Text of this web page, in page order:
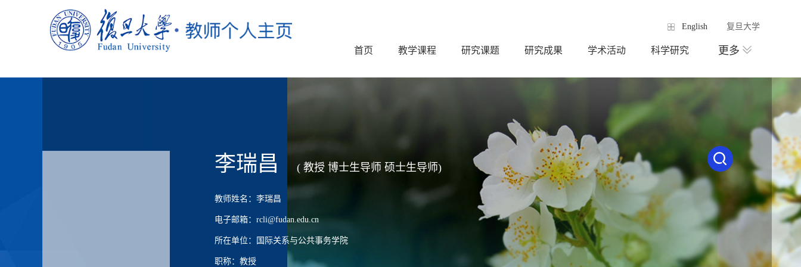
English 复旦大学
首页 教学课程 研究课题 研究成果 学术活动 科学研究 更多
李瑞昌 ( 教授 博士生导师 硕士生导师)
教师姓名：李瑞昌
电子邮箱：rcli@fudan.edu.cn
所在单位：国际关系与公共事务学院
职称：教授